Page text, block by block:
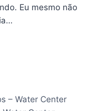
Eu mesmo não
– Water Center